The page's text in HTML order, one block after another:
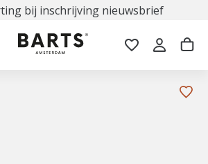
bij inschrijving nieuwsbrief